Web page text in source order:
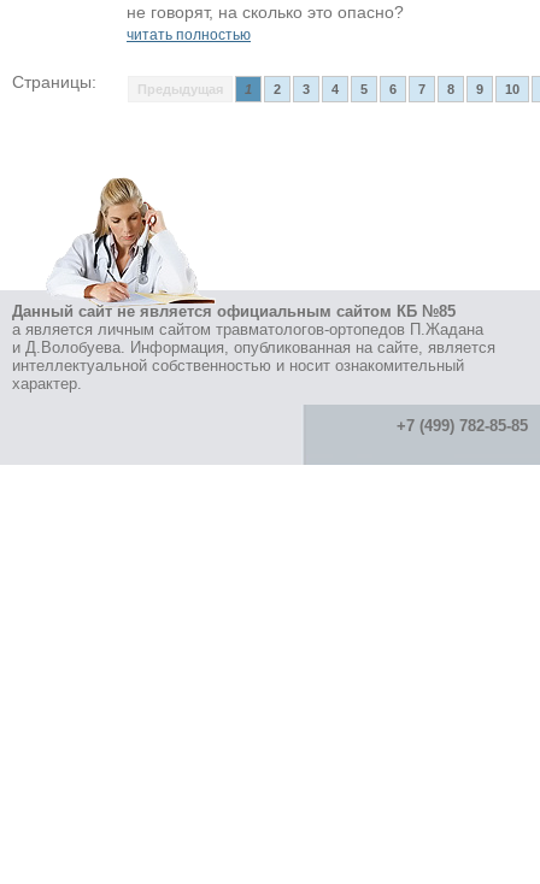
не говорят, на сколько это опасно?
читать полностью
Страницы: Предыдущая 1 2 3 4 5 6 7 8 9 10
Данный сайт не является официальным сайтом КБ №85
а является личным сайтом травматологов-ортопедов П.Жадана
и Д.Волобуева. Информация, опубликованная на сайте, является
интеллектуальной собственностью и носит ознакомительный
характер.
+7 (499) 782-85-85